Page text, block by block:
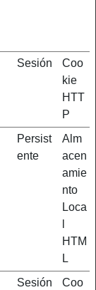
Sesión
Coo
kie
HTT
P
Persist
ente
Alm
acen
amie
nto
Loca
HTM
L
Sesión
Coo